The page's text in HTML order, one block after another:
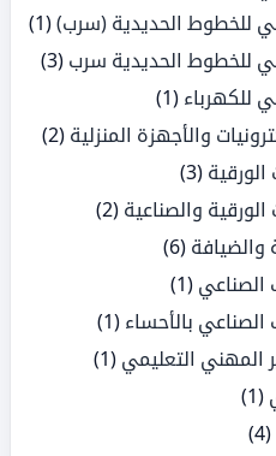
للخطوط الحديدية (سرب)(1)
للخطوط الحديدية سرب (3)
للكهرباء (1)
والأجهزة المنزلية (2)
(3)
والصناعية (2)
والضيافة (6)
الصناعي (1)
بالأحساء (1)
المهني التعليمي (1)
(1)
(4)